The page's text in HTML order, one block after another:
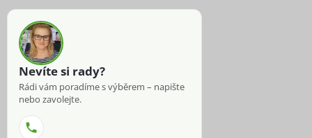
Nevíte si rady?
Rádi vám poradíme s výběrem – napište
nebo zavolejte.